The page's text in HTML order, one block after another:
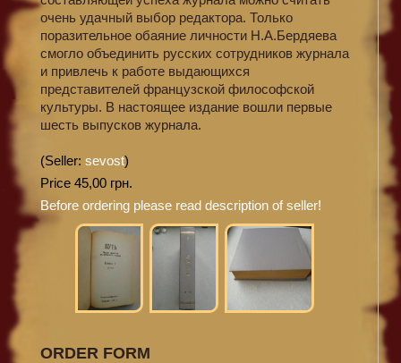
очень удачный выбор редактора. Только
поразительное обаяние личности Н.А.Бердяева
смогло объединить русских сотрудников журнала
и привлечь к работе выдающихся
представителей французской философской
культуры. В настоящее издание вошли первые
шесть выпусков журнала.
(Seller: sevost)
Price 45,00 грн.
Before ordering please read description of seller!
ORDER FORM